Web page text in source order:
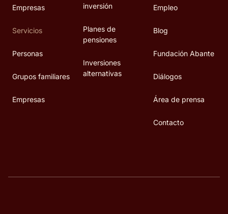
Empresas
Servicios
Personas
Grupos familiares
Empresas
inversión
Planes de
pensiones
Inversiones
alternativas
Empleo
Blog
Fundación Abante
Diálogos
Área de prensa
Contacto